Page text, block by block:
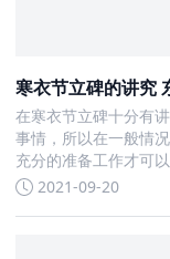
寒衣节立碑的讲究
在寒衣节立碑十分有
事情，所以在一般情
充分的准备工作才可
立碑也很适合
2021-09-20